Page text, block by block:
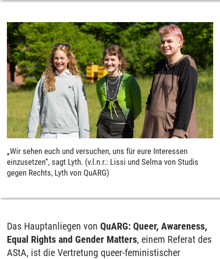
„Wir sehen euch und versuchen, uns für eure Interessen
einzusetzen“, sagt Lyth. (v.l.n.r.: Lissi und Selma von Studis
gegen Rechts, Lyth von QuARG)
Das Hauptanliegen von QuARG: Queer, Awareness,
Equal Rights and Gender Matters, einem Referat des
AStA, ist die Vertretung queer-feministischer